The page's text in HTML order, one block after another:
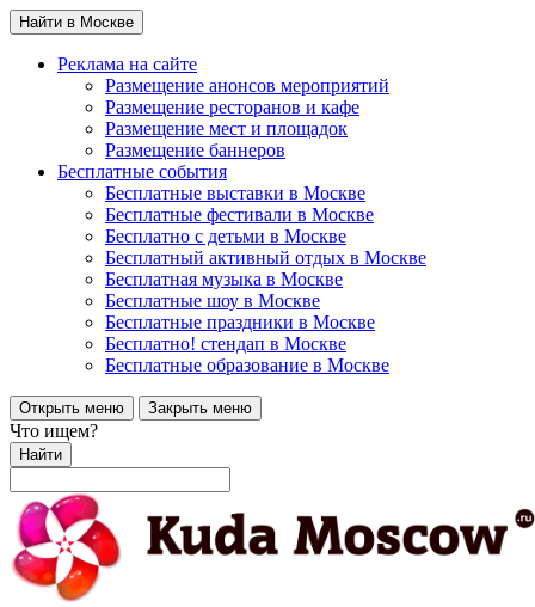
Найти в Москве
Реклама на сайте
Размещение анонсов мероприятий
Размещение ресторанов и кафе
Размещение мест и площадок
Размещение баннеров
Бесплатные события
Бесплатные выставки в Москве
Бесплатные фестивали в Москве
Бесплатно с детьми в Москве
Бесплатный активный отдых в Москве
Бесплатная музыка в Москве
Бесплатные шоу в Москве
Бесплатные праздники в Москве
Бесплатно! стендап в Москве
Бесплатные образование в Москве
Открыть меню Закрыть меню
Что ищем?
Найти